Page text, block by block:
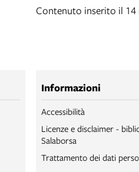
Contenuto inserito il 14
Informazioni
Accessibilità
Licenze e disclaimer -
Salaborsa
Trattamento dei dati